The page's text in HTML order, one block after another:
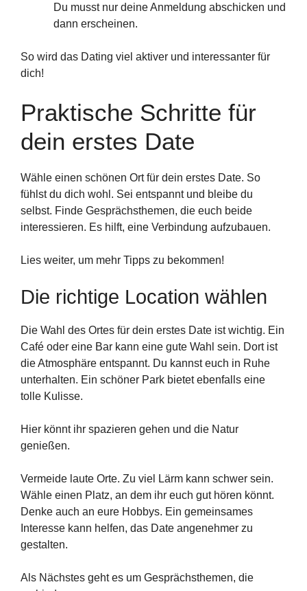
Du musst nur deine Anmeldung abschicken und
dann erscheinen.
So wird das Dating viel aktiver und interessanter für
dich!
Praktische Schritte für
dein erstes Date
Wähle einen schönen Ort für dein erstes Date. So
fühlst du dich wohl. Sei entspannt und bleibe du
selbst. Finde Gesprächsthemen, die euch beide
interessieren. Es hilft, eine Verbindung aufzubauen.
Lies weiter, um mehr Tipps zu bekommen!
Die richtige Location wählen
Die Wahl des Ortes für dein erstes Date ist wichtig. Ein
Café oder eine Bar kann eine gute Wahl sein. Dort ist
die Atmosphäre entspannt. Du kannst euch in Ruhe
unterhalten. Ein schöner Park bietet ebenfalls eine
tolle Kulisse.
Hier könnt ihr spazieren gehen und die Natur
genießen.
Vermeide laute Orte. Zu viel Lärm kann schwer sein.
Wähle einen Platz, an dem ihr euch gut hören könnt.
Denke auch an eure Hobbys. Ein gemeinsames
Interesse kann helfen, das Date angenehmer zu
gestalten.
Als Nächstes geht es um Gesprächsthemen, die